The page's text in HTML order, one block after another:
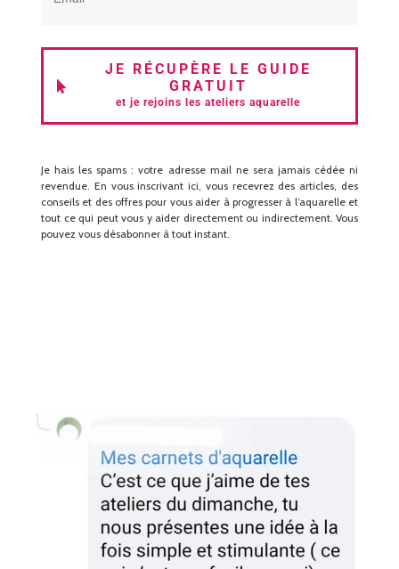
JE RÉCUPÈRE LE GUIDE
GRATUIT
et je rejoins les ateliers aquarelle
Je hais les spams : votre adresse mail ne sera jamais cédée ni
revendue. En vous inscrivant ici, vous recevrez des articles, des
conseils et des offres pour vous aider à progresser à l’aquarelle et
tout ce qui peut vous y aider directement ou indirectement. Vous
pouvez vous désabonner à tout instant.